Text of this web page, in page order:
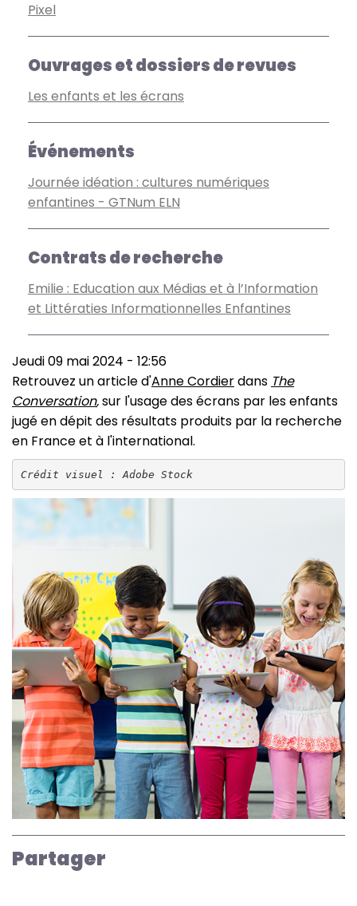
Pixel
Ouvrages et dossiers de revues
Les enfants et les écrans
Événements
Journée idéation : cultures numériques
enfantines - GTNum ELN
Contrats de recherche
Emilie : Education aux Médias et à l’Information
et Littératies Informationnelles Enfantines
Jeudi 09 mai 2024 - 12:56
Retrouvez un article d'Anne Cordierdans The
Conversation,sur l'usage des écrans par les enfants
jugé en dépit des résultats produits par la recherche
en France et à l'international.
Crédit visuel : Adobe Stock
Image
Partager